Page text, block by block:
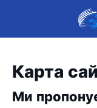
Карта
Ми